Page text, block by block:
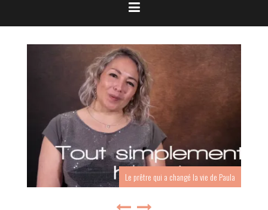
Le prêtre qui a changé la vie de Paula